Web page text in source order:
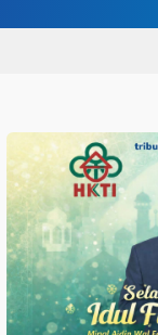
Purwakarta